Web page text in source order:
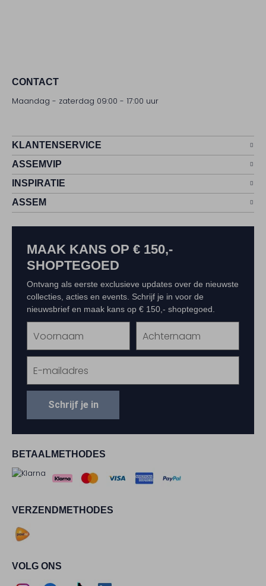
CONTACT
Maandag - zaterdag 09:00 - 17:00 uur
KLANTENSERVICE
ASSEMVIP
INSPIRATIE
ASSEM
BETAALMETHODES
VERZENDMETHODES
VOLG ONS
MAAK KANS OP € 150,-
SHOPTEGOED
Ontvang als eerste exclusieve updates over de nieuwste
collecties, acties en events. Schrijf je in voor de
nieuwsbrief en maak kans op € 150,- shoptegoed.
Schrijf je in